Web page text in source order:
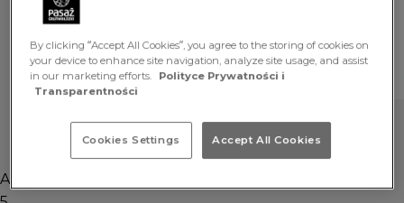
By clicking “Accept All Cookies”, you agree to the storing of cookies on
your device to enhance site navigation, analyze site usage, and assist
in our marketing efforts.
Polityce Prywatności i
Transparentności
Cookies Settings Accept All Cookies